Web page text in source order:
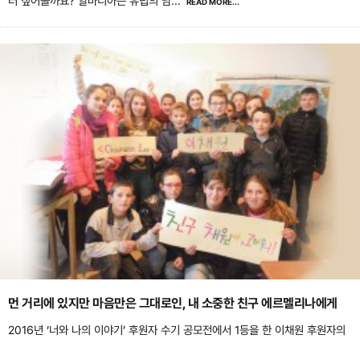
READ MORE...
먼 거리에 있지만 마음만은 그대로인, 내 소중한 친구 에르멜리나에게
2016년 ‘너와 나의 이야기’ 후원자 수기 공모전에서 1등을 한 이채원 후원자의